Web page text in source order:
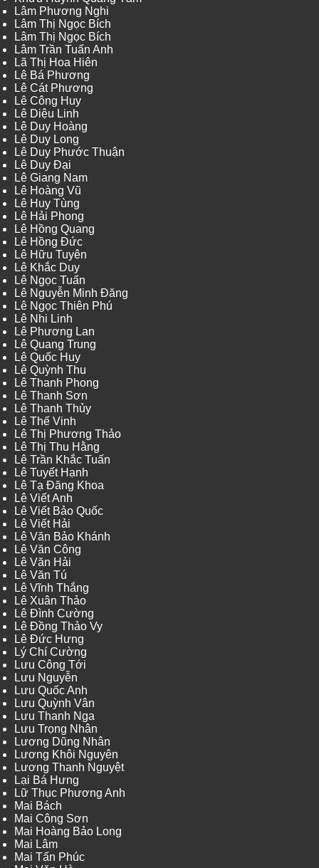
Lâm Phương Nghi
Lâm Thị Ngọc Bích
Lâm Thị Ngọc Bích
Lâm Trần Tuấn Anh
Lã Thị Hoa Hiên
Lê Bá Phương
Lê Cát Phương
Lê Công Huy
Lê Diệu Linh
Lê Duy Hoàng
Lê Duy Long
Lê Duy Phước Thuận
Lê Duy Đại
Lê Giang Nam
Lê Hoàng Vũ
Lê Huy Tùng
Lê Hải Phong
Lê Hồng Quang
Lê Hồng Đức
Lê Hữu Tuyên
Lê Khắc Duy
Lê Ngọc Tuấn
Lê Nguyễn Minh Đăng
Lê Ngọc Thiên Phú
Lê Nhi Linh
Lê Phương Lan
Lê Quang Trung
Lê Quốc Huy
Lê Quỳnh Thu
Lê Thanh Phong
Lê Thanh Sơn
Lê Thanh Thủy
Lê Thế Vinh
Lê Thị Phương Thảo
Lê Thị Thu Hằng
Lê Trần Khắc Tuấn
Lê Tuyết Hạnh
Lê Tạ Đăng Khoa
Lê Viết Anh
Lê Viết Bảo Quốc
Lê Viết Hải
Lê Văn Bảo Khánh
Lê Văn Công
Lê Văn Hải
Lê Văn Tú
Lê Vĩnh Thắng
Lê Xuân Thảo
Lê Đình Cường
Lê Đồng Thảo Vy
Lê Đức Hưng
Lý Chí Cường
Lưu Công Tới
Lưu Nguyễn
Lưu Quốc Anh
Lưu Quỳnh Vân
Lưu Thanh Nga
Lưu Trọng Nhân
Lương Dũng Nhân
Lương Khôi Nguyên
Lương Thanh Nguyệt
Lại Bá Hưng
Lữ Thục Phương Anh
Mai Bách
Mai Công Sơn
Mai Hoàng Bảo Long
Mai Lâm
Mai Tấn Phúc